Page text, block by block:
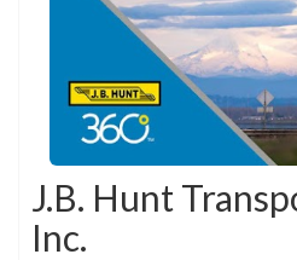
J.B. Hunt
Inc.